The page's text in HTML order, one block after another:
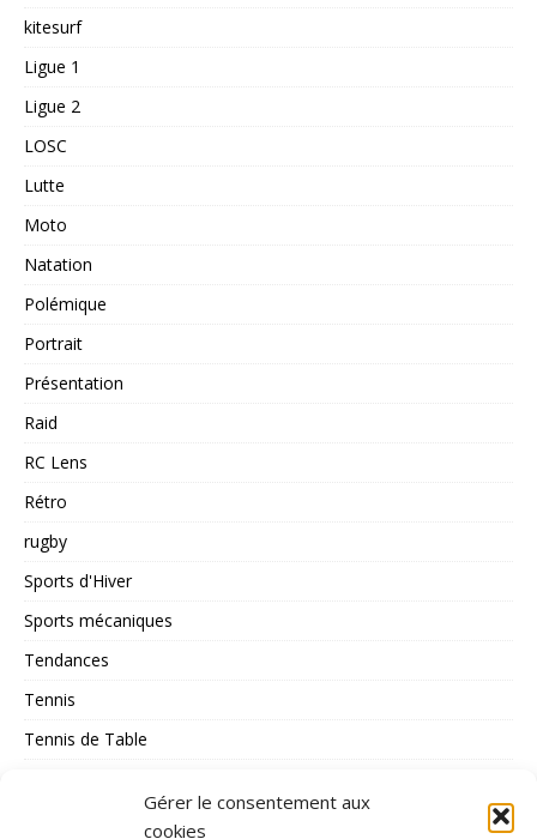
Gérer le consentement aux
cookies
kitesurf
Ligue 1
Ligue 2
LOSC
Lutte
Moto
Natation
Polémique
Portrait
Présentation
Raid
RC Lens
Rétro
rugby
Sports d'Hiver
Sports mécaniques
Tendances
Tennis
Tennis de Table